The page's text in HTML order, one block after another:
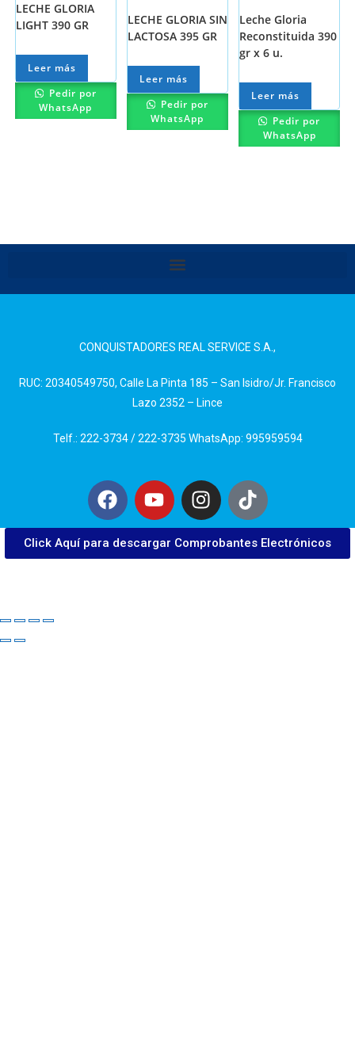
LECHE GLORIA
LIGHT 390 GR
Leer más
Pedir por
WhatsApp
LECHE GLORIA SIN
LACTOSA 395 GR
Leer más
Pedir por
WhatsApp
Leche Gloria
Reconstituida 390
gr x 6 u.
Leer más
Pedir por
WhatsApp
CONQUISTADORES REAL SERVICE S.A.,
RUC: 20340549750, Calle La Pinta 185 – San Isidro/Jr. Francisco
Lazo 2352 – Lince
Telf.: 222-3734 / 222-3735 WhatsApp: 995959594
Click Aquí para descargar Comprobantes Electrónicos